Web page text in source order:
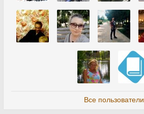
Все пользователи